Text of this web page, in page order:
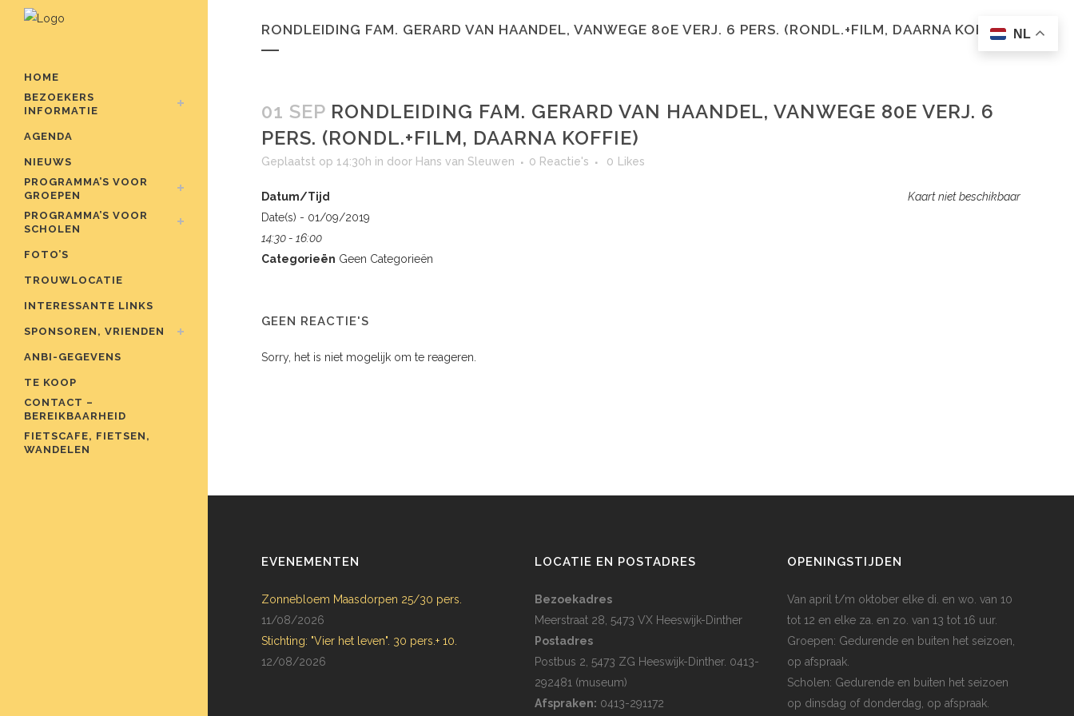
HOME
BEZOEKERS
INFORMATIE
AGENDA
NIEUWS
PROGRAMMA’S VOOR
GROEPEN
PROGRAMMA’S VOOR
SCHOLEN
FOTO’S
TROUWLOCATIE
INTERESSANTE LINKS
SPONSOREN, VRIENDEN
ANBI-GEGEVENS
TE KOOP
CONTACT –
BEREIKBAARHEID
FIETSCAFE, FIETSEN,
WANDELEN
RONDLEIDING FAM. GERARD VAN HAANDEL, VANWEGE 80E VERJ. 6 PERS. (RONDL.+FILM, DAARNA KOFFIE)
01 SEP RONDLEIDING FAM. GERARD VAN HAANDEL, VANWEGE 80E VERJ. 6
PERS. (RONDL.+FILM, DAARNA KOFFIE)
Geplaatst op 14:30h in door Hans van Sleuwen 0 Reactie's 0 Likes
Kaart niet beschikbaar
Datum/Tijd
Date(s) - 01/09/2019
14:30 - 16:00
Categorieën Geen Categorieën
GEEN REACTIE'S
Sorry, het is niet mogelijk om te reageren.
EVENEMENTEN
Zonnebloem Maasdorpen 25/30 pers.
11/08/2026
Stichting: "Vier het leven". 30 pers.+ 10.
12/08/2026
LOCATIE EN POSTADRES
Bezoekadres
Meerstraat 28, 5473 VX Heeswijk-Dinther
Postadres
Postbus 2, 5473 ZG Heeswijk-Dinther. 0413-
292481 (museum)
Afspraken: 0413-291172
OPENINGSTIJDEN
Van april t/m oktober elke di. en wo. van 10
tot 12 en elke za. en zo. van 13 tot 16 uur.
Groepen: Gedurende en buiten het seizoen,
op afspraak.
Scholen: Gedurende en buiten het seizoen
op dinsdag of donderdag, op afspraak.
NL